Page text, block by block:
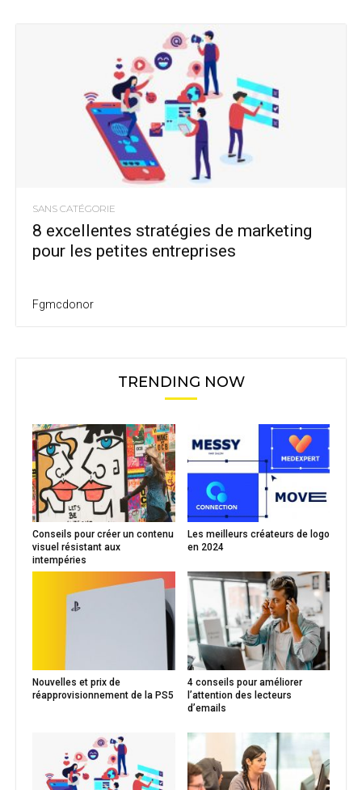
SANS CATÉGORIE
8 excellentes stratégies de marketing
pour les petites entreprises
Fgmcdonor
TRENDING NOW
Conseils pour créer un contenu
visuel résistant aux
intempéries
Les meilleurs créateurs de logo
en 2024
Nouvelles et prix de
réapprovisionnement de la PS5
4 conseils pour améliorer
l’attention des lecteurs
d’emails